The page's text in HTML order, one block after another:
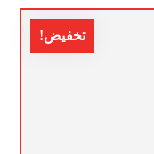
تخفيض!